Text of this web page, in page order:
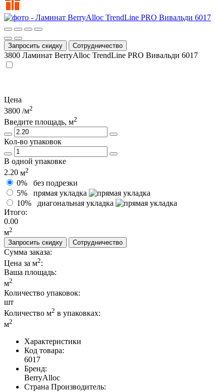
Запросить скидку Сотрудничество
3800 Ламинат BerryAlloc TrendLine PRO Вивальди 6017
Цена
3800 /м2
Введите площадь, м2
Кол-во упаковок
В одной упаковке
2.20 м2
0% без подрезки
5% прямая укладка
10% диагональная укладка
Итого:
0.00
м2
Запросить скидку
Сотрудничество
Сумма заказа:
Цена за м2:
Ваша площадь:
м2
Количество упаковок:
шт
Количество м2 в упаковках:
м2
Характеристики
Код товара:
6017
Бренд:
BerryAlloc
Страна Производитель: